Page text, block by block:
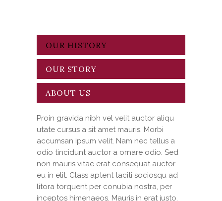
OUR HISTORY
OUR STORY
ABOUT US
Proin gravida nibh vel velit auctor aliqu
utate cursus a sit amet mauris. Morbi
accumsan ipsum velit. Nam nec tellus a
odio tincidunt auctor a ornare odio. Sed
non mauris vitae erat consequat auctor
eu in elit. Class aptent taciti sociosqu ad
litora torquent per conubia nostra, per
inceptos himenaeos. Mauris in erat justo.